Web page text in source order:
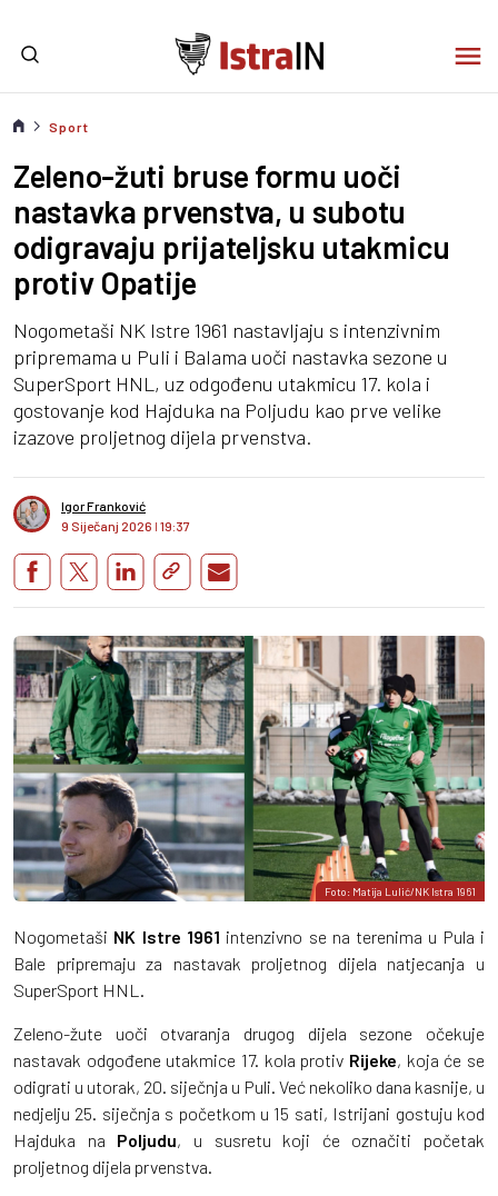
Sport
Zeleno-žuti bruse formu uoči
nastavka prvenstva, u subotu
odigravaju prijateljsku utakmicu
protiv Opatije
Nogometaši NK Istre 1961 nastavljaju s intenzivnim
pripremama u Puli i Balama uoči nastavka sezone u
SuperSport HNL, uz odgođenu utakmicu 17. kola i
gostovanje kod Hajduka na Poljudu kao prve velike
izazove proljetnog dijela prvenstva.
Igor Franković
9 Siječanj 2026 I 19:37
Foto: Matija Lulić/NK Istra 1961
Nogometaši NK Istre 1961 intenzivno se na terenima u Pula i
Bale pripremaju za nastavak proljetnog dijela natjecanja u
SuperSport HNL.
Zeleno-žute uoči otvaranja drugog dijela sezone očekuje
nastavak odgođene utakmice 17. kola protiv Rijeke, koja će se
odigrati u utorak, 20. siječnja u Puli. Već nekoliko dana kasnije, u
nedjelju 25. siječnja s početkom u 15 sati, Istrijani gostuju kod
Hajduka na Poljudu, u susretu koji će označiti početak
proljetnog dijela prvenstva.